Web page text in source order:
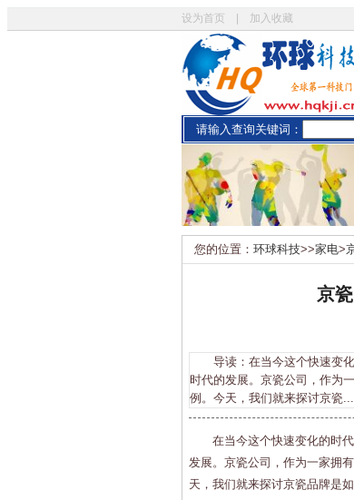
设为首页 加入收藏
请输入查询关键词：
您的位置： 环球科技>>家电>
京
导读：在当今这个快速变化
时代的发展。京瓷公司，作为
例。今天，我们就来探讨京瓷
在当今这个快速变化的时
发展。京瓷公司，作为一家拥
天，我们就来探讨京瓷品牌是